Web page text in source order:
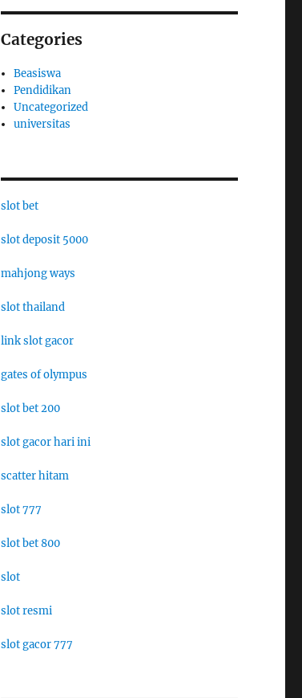
Categories
Beasiswa
Pendidikan
Uncategorized
universitas
slot bet
slot deposit 5000
mahjong ways
slot thailand
link slot gacor
gates of olympus
slot bet 200
slot gacor hari ini
scatter hitam
slot 777
slot bet 800
slot
slot resmi
slot gacor 777